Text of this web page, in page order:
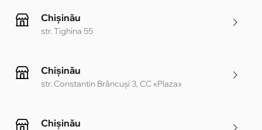
Chișinău
str. Tighina 55
Chișinău
str. Constantin Brâncuși 3, CC «Plaza»
Chișinău